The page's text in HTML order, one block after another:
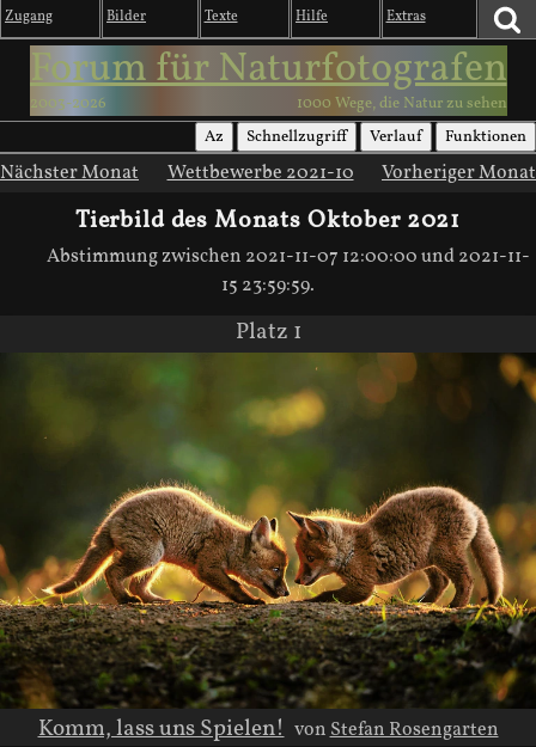
Zugang Bilder Texte Hilfe Extras
Forum für Naturfotografen
2003-2026 1000 Wege, die Natur zu sehen
Az Schnellzugriff Verlauf Funktionen
Nächster Monat Wettbewerbe 2021-10 Vorheriger Monat
Tierbild des Monats Oktober 2021
Abstimmung zwischen 2021-11-07 12:00:00 und 2021-11-
15 23:59:59.
Platz 1
Komm, lass uns Spielen! vonStefan Rosengarten